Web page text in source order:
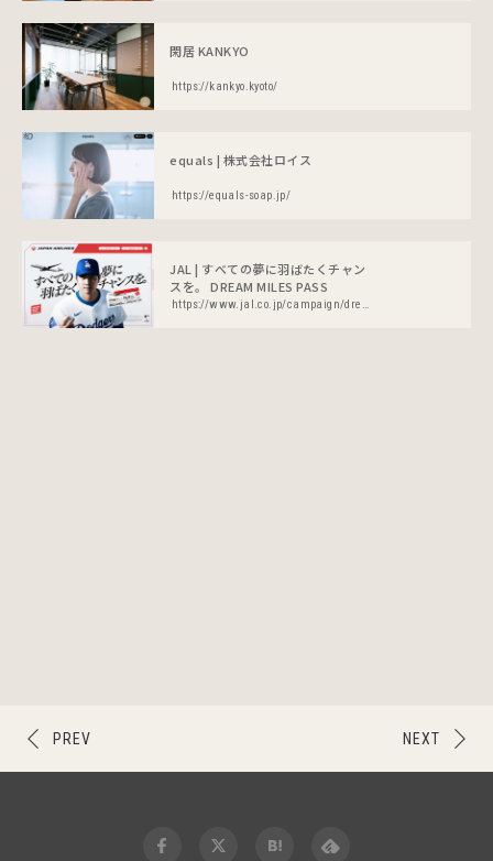
閑居 KANKYO
https://kankyo.kyoto/
equals | 株式会社ロイス
https://equals-soap.jp/
JAL | すべての夢に羽ばたくチャン
スを。 DREAM MILES PASS
https://www.jal.co.jp/campaign/dream-miles-pass/
NEXT
PREV